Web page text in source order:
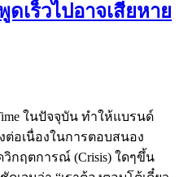
ดเร็วไปอาจเสียหาย
ในปัจจุบัน ทำให้แบรนด์
ต่อเนื่องในการตอบสนอง
วิกฤตการณ์ (Crisis) ใดๆขึ้น